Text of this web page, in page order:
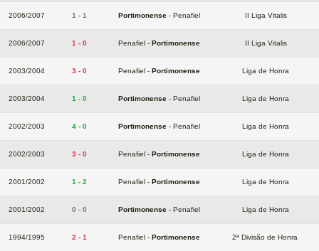
2006/2007 1 - 1 Portimonense - Penafiel II Liga Vitalis
2006/2007 1 - 0 Penafiel - Portimonense II Liga Vitalis
2003/2004 3 - 0 Penafiel - Portimonense Liga de Honra
2003/2004 1 - 0 Portimonense - Penafiel Liga de Honra
2002/2003 4 - 0 Portimonense - Penafiel Liga de Honra
2002/2003 3 - 0 Penafiel - Portimonense Liga de Honra
2001/2002 1 - 2 Penafiel - Portimonense Liga de Honra
2001/2002 0 - 0 Portimonense - Penafiel Liga de Honra
1994/1995 2 - 1 Penafiel - Portimonense 2ª Divisão de Honra